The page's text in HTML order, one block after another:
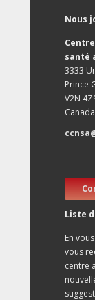
Nous
santé
3333
Prince
V2N
Canada
Liste
En
vous
centre